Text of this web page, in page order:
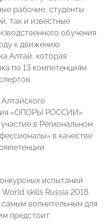
рабочие, студенты
так и известные
обучения
к движению
Алтай, которая
по 13 компетенциям
«ОПОРЫ РОССИИ»
в Региональном
в качестве
испытаний
skills Russia 2018.
самым волнительным для
предстоит